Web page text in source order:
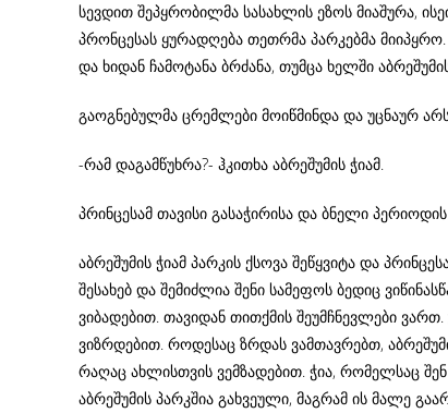
სევდით შეპყრობილმა სასახლის ეზოს მიაშურა,
პრონცესას ყურადღება თეთრმა პარკებმა
და ხიდან ჩამოტანა ბრძანა, თუმცა ხელში
გაოგნებულმა ცრემლები მოიწმინდა და უცნაურ
-რამ დაგამწუხრა?- ჰკითხა აბრეშუმის ჭიამ.
პრინცესამ თავისი გასაჭირისა და ბნელი
აბრეშუმის ჭიამ პარკის ქსოვა შეწყვიტა და
შესახებ და შემიძლია შენი სამეფოს ბედიც
ვიბადებით. თავიდან თითქმის შეუმჩნევლები
ვიზრდებით. როდესაც ზრდას ვამთავრებთ,
რაღაც ახლისთვის ვემზადებით. ჭია, რომელსაც
აბრეშუმის პარკშია გახვეული, მაგრამ ის მალე